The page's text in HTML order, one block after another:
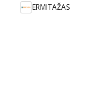
ERMITAŽAS